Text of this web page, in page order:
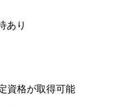
あり
資格が取得可能